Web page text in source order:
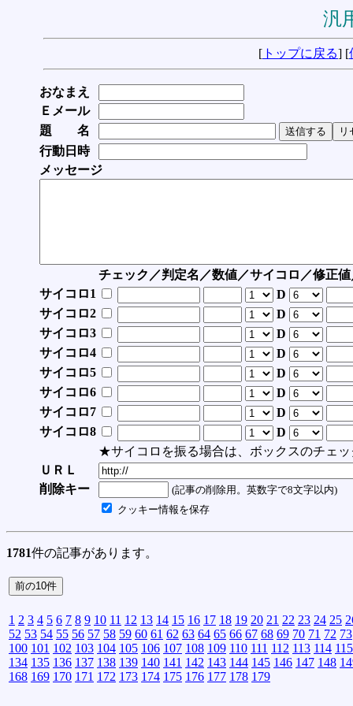
汎
[ トップに戻る] [
おなまえ
Ｅメール
題 名
行動日時
メッセージ
チェック／判定名／数値／サイコロ／修正
サイコロ1
D
サイコロ2
D
サイコロ3
D
サイコロ4
D
サイコロ5
D
サイコロ6
D
サイコロ7
D
サイコロ8
D
★サイコロを振る場合は、ボックスのチェッ
ＵＲＬ
削除キー
(記事の削除用。英数字で8文字以内)
クッキー情報を保存
1781件の記事があります。
1 2 3 4 5 6 7 8 9 10 11 12 13 14 15 16 17 18 19 20 21 22 23 24 25
52 53 54 55 56 57 58 59 60 61 62 63 64 65 66 67 68 69 70 71 72 73
100 101 102 103 104 105 106 107 108 109 110 111 112 113 114 115
134 135 136 137 138 139 140 141 142 143 144 145 146 147 148
168 169 170 171 172 173 174 175 176 177 178 179